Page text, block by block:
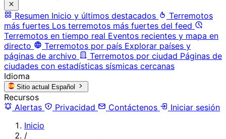
Resumen Inicio y últimos destacados
Terremotos
más fuertes Los terremotos más fuertes del feed
Terremotos en tiempo real Eventos recientes y mapa en
directo
Terremotos por país Explorar países y
páginas de archivo
Terremotos por ciudad Páginas de
ciudades con estadísticas sísmicas cercanas
Idioma
Sitio actual Español
Recursos
Alertas
Privacidad Contáctenos
Iniciar sesión
Inicio
/